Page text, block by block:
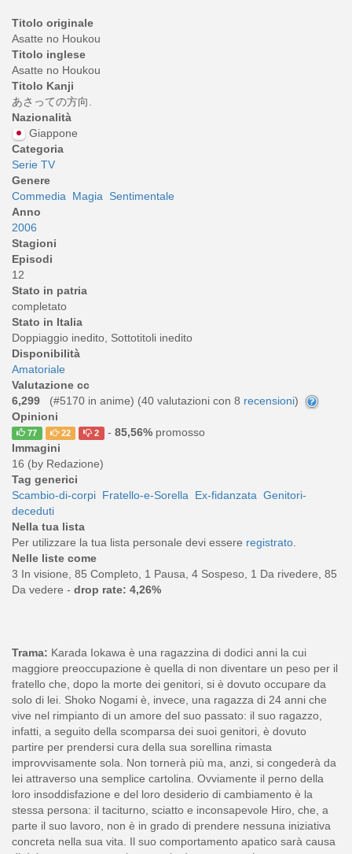
Titolo originale
Asatte no Houkou
Titolo inglese
Asatte no Houkou
Titolo Kanji
あさっての方向.
Nazionalità
Giappone
Categoria
Serie TV
Genere
Commedia
Magia
Sentimentale
Anno
2006
Stagioni
Episodi
12
Stato in patria
completato
Stato in Italia
Doppiaggio inedito, Sottotitoli inedito
Disponibilità
Amatoriale
Valutazione cc
6,299
(#5170 in anime) (40 valutazioni con 8 recensioni)
Opinioni
77 22 2 - 85,56%promosso
Immagini
16 (by Redazione)
Tag generici
Scambio-di-corpi Fratello-e-Sorella Ex-fidanzata Genitori-
deceduti
Nella tua lista
Per utilizzare la tua lista personale devi essere registrato.
Nelle liste come
3 In visione, 85 Completo, 1 Pausa, 4 Sospeso, 1 Da rivedere, 85
Da vedere - drop rate: 4,26%
Trama: Karada Iokawa è una ragazzina di dodici anni la cui
maggiore preoccupazione è quella di non diventare un peso per il
fratello che, dopo la morte dei genitori, si è dovuto occupare da
solo di lei. Shoko Nogami è, invece, una ragazza di 24 anni che
vive nel rimpianto di un amore del suo passato: il suo ragazzo,
infatti, a seguito della scomparsa dei suoi genitori, è dovuto
partire per prendersi cura della sua sorellina rimasta
improvvisamente sola. Non tornerà più ma, anzi, si congederà da
lei attraverso una semplice cartolina. Ovviamente il perno della
loro insoddisfazione e del loro desiderio di cambiamento è la
stessa persona: il taciturno, sciatto e inconsapevole Hiro, che, a
parte il suo lavoro, non è in grado di prendere nessuna iniziativa
concreta nella sua vita. Il suo comportamento apatico sarà causa